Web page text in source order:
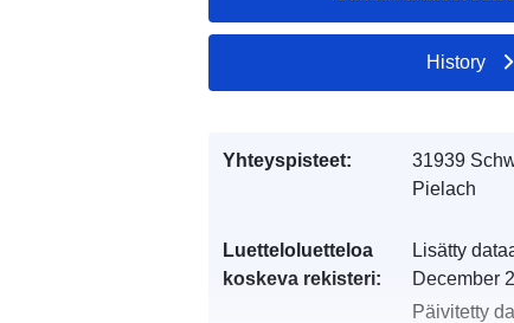
History
Yhteyspisteet:
31939
Pielach
Luetteloluetteloa
koskeva rekisteri:
Lisätty
December
Päivitetty